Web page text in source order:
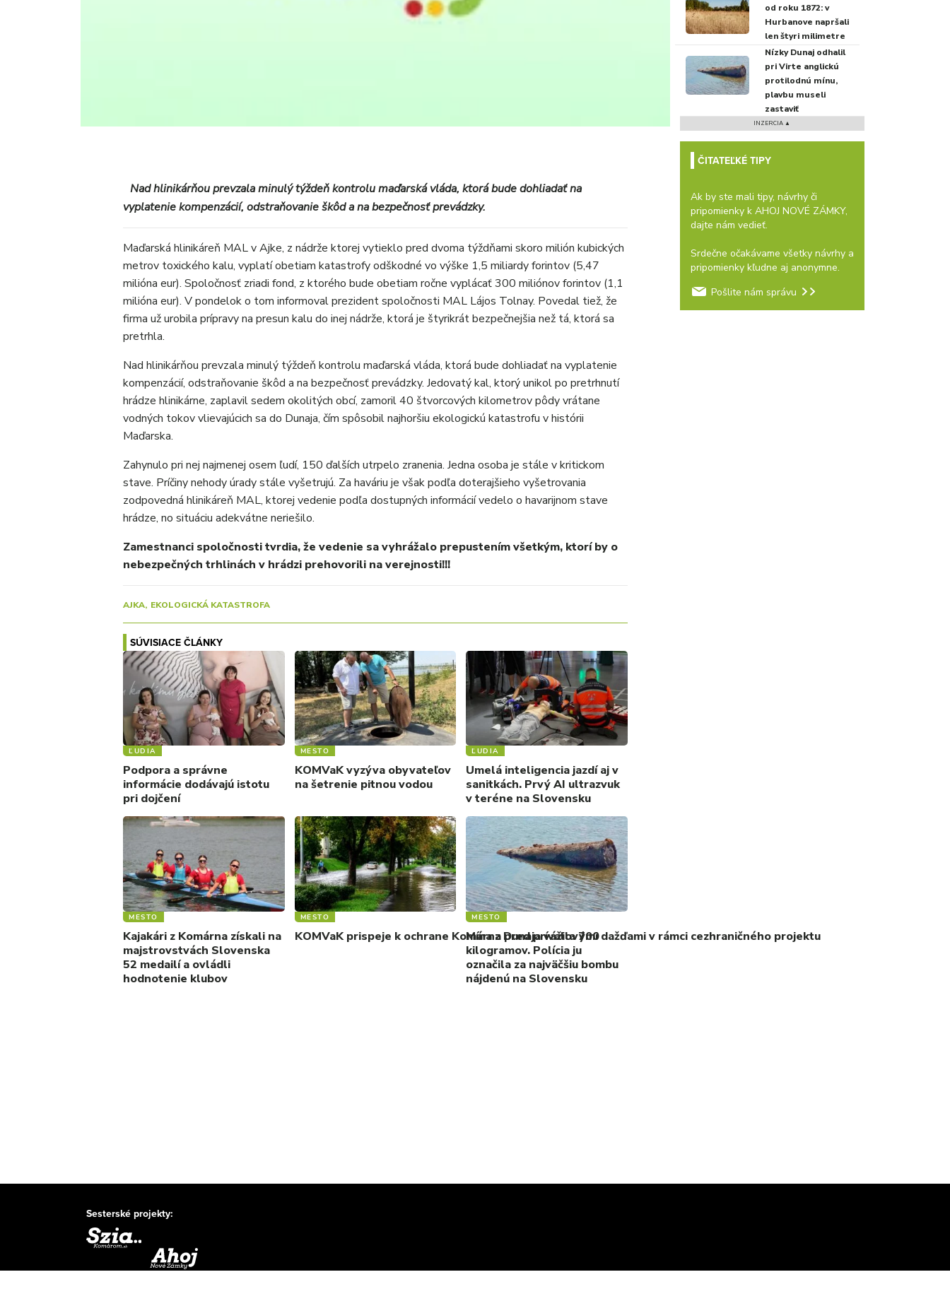
Nad hlinikárňou prevzala minulý týždeň kontrolu maďarská vláda, ktorá bude dohliadať na
vyplatenie kompenzácií, odstraňovanie škôd a na bezpečnosť prevádzky.
Maďarská hlinikáreň MAL v Ajke, z nádrže ktorej vytieklo pred dvoma týždňami skoro milión kubických
metrov toxického kalu, vyplatí obetiam katastrofy odškodné vo výške 1,5 miliardy forintov (5,47
milióna eur). Spoločnosť zriadi fond, z ktorého bude obetiam ročne vyplácať 300 miliónov forintov (1,1
milióna eur). V pondelok o tom informoval prezident spoločnosti MAL Lájos Tolnay. Povedal tiež, že
firma už urobila prípravy na presun kalu do inej nádrže, ktorá je štyrikrát bezpečnejšia než tá, ktorá sa
pretrhla.
Nad hlinikárňou prevzala minulý týždeň kontrolu maďarská vláda, ktorá bude dohliadať na vyplatenie
kompenzácií, odstraňovanie škôd a na bezpečnosť prevádzky. Jedovatý kal, ktorý unikol po pretrhnutí
hrádze hlinikárne, zaplavil sedem okolitých obcí, zamoril 40 štvorcových kilometrov pôdy vrátane
vodných tokov vlievajúcich sa do Dunaja, čím spôsobil najhoršiu ekologickú katastrofu v histórii
Maďarska.
Zahynulo pri nej najmenej osem ľudí, 150 ďalších utrpelo zranenia. Jedna osoba je stále v kritickom
stave. Príčiny nehody úrady stále vyšetrujú. Za haváriu je však podľa doterajšieho vyšetrovania
zodpovedná hlinikáreň MAL, ktorej vedenie podľa dostupných informácií vedelo o havarijnom stave
hrádze, no situáciu adekvátne neriešilo.
Zamestnanci spoločnosti tvrdia, že vedenie sa vyhrážalo prepustením všetkým, ktorí by o
nebezpečných trhlinách v hrádzi prehovorili na verejnosti!!!
AJKA EKOLOGICKÁ KATASTROFA
SÚVISIACE ČLÁNKY
ĽUDIA
Podpora a správne
informácie dodávajú istotu
pri dojčení
MESTO
KOMVaK vyzýva obyvateľov
na šetrenie pitnou vodou
ĽUDIA
Umelá inteligencia jazdí aj v
sanitkách. Prvý AI ultrazvuk
v teréne na Slovensku
MESTO
Kajakári z Komárna získali na
majstrovstvách Slovenska
52 medailí a ovládli
hodnotenie klubov
MESTO
KOMVaK prispeje k ochrane Komárna pred prívalovými dažďami v rámci cezhraničného projektu
MESTO
Mína z Dunaja vážila 700
kilogramov. Polícia ju
označila za najväčšiu bombu
nájdenú na Slovensku
od roku 1872: v
Hurbanove napršali
len štyri milimetre
Nízky Dunaj odhalil
pri Virte anglickú
protilodnú mínu,
plavbu museli
zastaviť
INZERCIA ▲
ČITATEĽKÉ TIPY
Ak by ste mali tipy, návrhy či
pripomienky k AHOJ NOVÉ ZÁMKY,
dajte nám vedieť.
Srdečne očakávame všetky návrhy a
pripomienky kľudne aj anonymne.
Pošlite nám správu
Sesterské projekty: